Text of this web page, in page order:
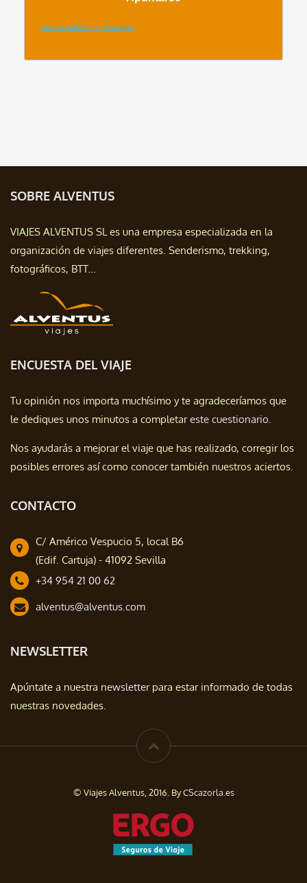
SOBRE ALVENTUS
VIAJES ALVENTUS SL es una empresa especializada en la
organización de viajes diferentes. Senderismo, trekking,
fotográficos, BTT...
ENCUESTA DEL VIAJE
Tu opinión nos importa muchísimo y te agradeceríamos que
le dediques unos minutos a completareste cuestionario.
Nos ayudarás a mejorar el viaje que has realizado, corregir los
posibles errores así como conocer también nuestros aciertos.
CONTACTO
C/ Américo Vespucio 5, local B6
(Edif. Cartuja) - 41092 Sevilla
+34 954 21 00 62
alventus@alventus.com
NEWSLETTER
Apúntate a nuestra newsletterpara estar informado de todas
nuestras novedades.
© Viajes Alventus, 2016. ByCScazorla.es